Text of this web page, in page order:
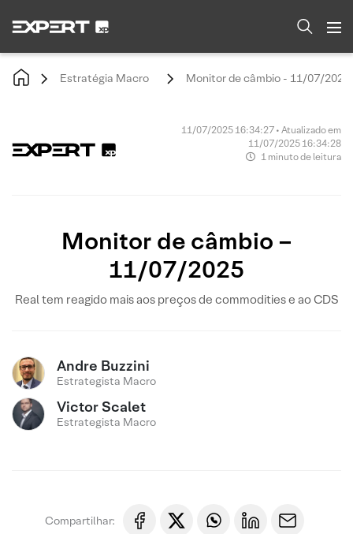
Estratégia Macro Monitor de câmbio - 11/07/2025
11/07/2025 16:34:27 • Atualizado em
11/07/2025 16:34:28
1 minuto de leitura
Monitor de câmbio –
11/07/2025
Real tem reagido mais aos preços de commodities e ao CDS
Andre Buzzini
Estrategista Macro
Victor Scalet
Estrategista Macro
Compartilhar: